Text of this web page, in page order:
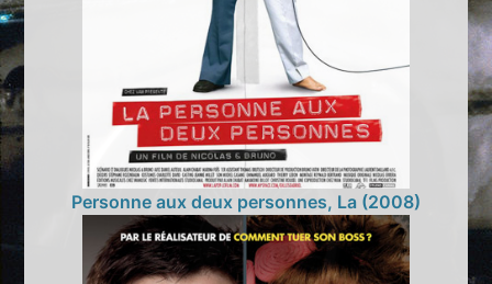
Personne aux deux personnes, La (2008)